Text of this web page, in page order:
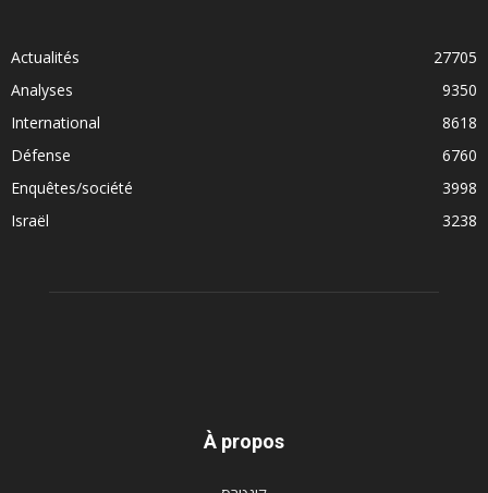
Actualités
27705
Analyses
9350
International
8618
Défense
6760
Enquêtes/société
3998
Israël
3238
À propos